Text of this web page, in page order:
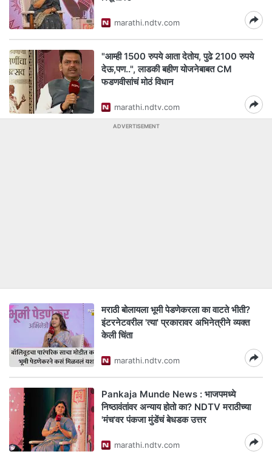
marathi.ndtv.com
"आम्ही 1500 रुपये आता देतोय, पुढे 2100 रुपये
देऊ,पण..", लाडकी बहीण योजनेबाबत CM
फडणवीसांचं मोठं विधान
marathi.ndtv.com
ADVERTISEMENT
मराठी बोलायला भूमी पेडणेकरला का वाटते भीती?
इंटरनेटवरील 'त्या' प्रकारावर अभिनेत्रीने व्यक्त
केली चिंता
marathi.ndtv.com
Pankaja Munde News : भाजपमध्ये
निष्ठावंतांवर अन्याय होतो का? NDTV मराठीच्या
'मंच'वर पंकजा मुंडेंचं बेधडक उत्तर
marathi.ndtv.com